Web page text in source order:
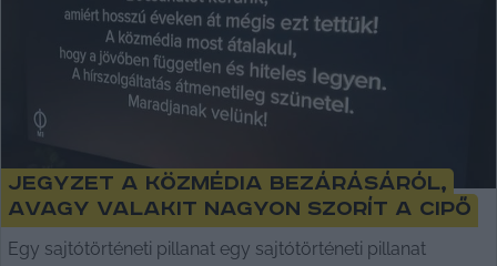
Jegyzet a közmédia bezárásáról,
avagy valakit nagyon szorít a cipő
Egy sajtótörténeti pillanat egy sajtótörténeti pillanat